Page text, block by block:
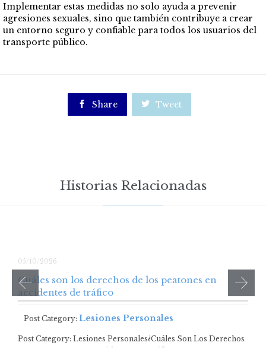
Implementar estas medidas no solo ayuda a prevenir
agresiones sexuales, sino que también contribuye a crear
un entorno seguro y confiable para todos los usuarios del
transporte público.
 Share  Tweet
Historias Relacionadas
05/10/2026
Cuáles son los derechos de los peatones en
accidentes de tráfico
Post Category: Lesiones Personales
Post Category: Lesiones Personales¿Cuáles Son Los Derechos